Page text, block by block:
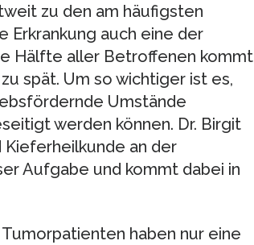
zu den am häufigsten
Erkrankung auch eine der
Hälfte aller Betroffenen kommt
spät. Um so wichtiger ist es,
Umstände
werden können. Dr. Birgit
an der
Aufgabe und kommt dabei in
haben nur eine